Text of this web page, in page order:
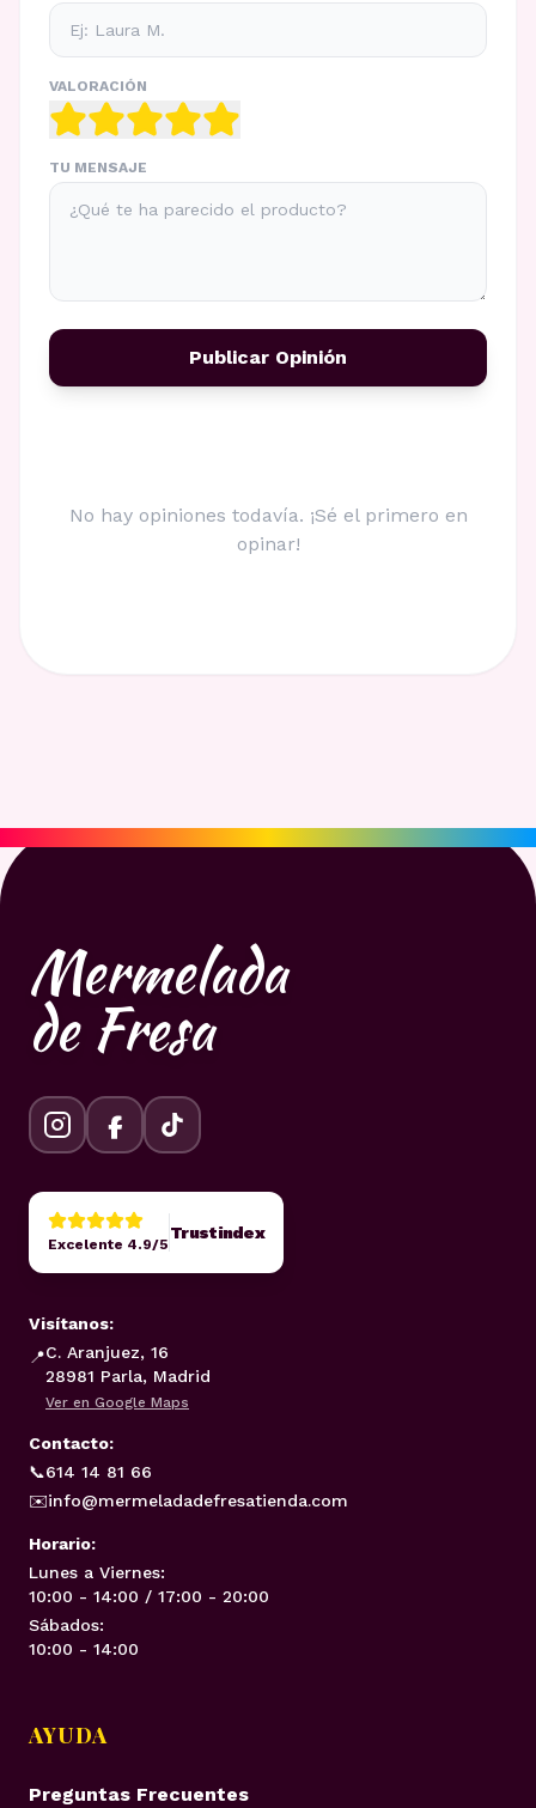
VALORACIÓN
TU MENSAJE
Publicar Opinión
No hay opiniones todavía. ¡Sé el primero en
opinar!
Mermelada
de Fresa
Excelente 4.9/5
Trustindex
Visítanos:
📍C. Aranjuez, 16
28981 Parla, Madrid
Ver en Google Maps
Contacto:
📞614 14 81 66
✉️info@mermeladadefresatienda.com
Horario:
Lunes a Viernes:
10:00 - 14:00 / 17:00 - 20:00
Sábados:
10:00 - 14:00
AYUDA
Preguntas Frecuentes